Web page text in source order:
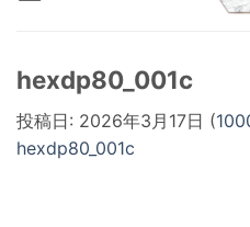
hexdp80_001c
投稿日: 2026年3月17日 (
hexdp80_001c